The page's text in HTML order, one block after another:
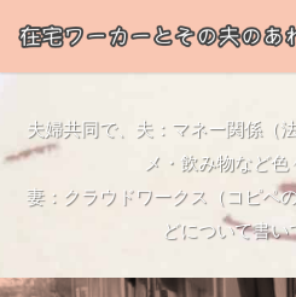
夫婦共同で、夫：マネー関係（
メ・飲み物など色
妻：クラウドワークス（コピペ
どについて書い